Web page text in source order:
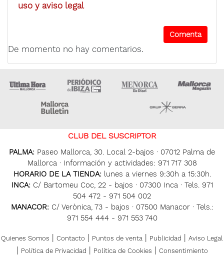
uso y aviso legal
De momento no hay comentarios.
Ultima Hora Ultima hora Ibiza Menorca • Es Diari
CLUB DEL SUSCRIPTOR
PALMA: Paseo Mallorca, 30. Local 2-bajos · 07012 Palma de
Mallorca · Información y actividades: 971 717 308
HORARIO DE LA TIENDA: lunes a viernes 9:30h a 15:30h.
INCA: C/ Bartomeu Coc, 22 - bajos · 07300 Inca · Tels. 971
504 472 - 971 504 002
MANACOR: C/ Verònica, 73 - bajos · 07500 Manacor · Tels.:
971 554 444 - 971 553 740
Quienes Somos Contacto Puntos de venta Publicidad Aviso Legal
Política de Privacidad Política de Cookies Consentimiento